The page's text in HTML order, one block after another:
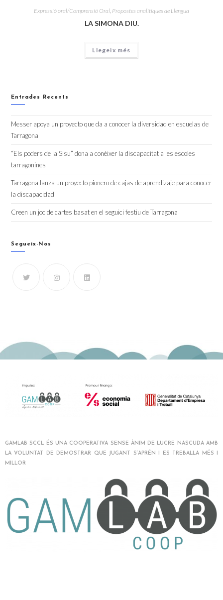
Expressió oral/Comprensió Oral Propostes analítiques de Llengua
LA SIMONA DIU.
Llegeix més
Entrades Recents
Messer apoya un proyecto que da a conocer la diversidad en escuelas de
Tarragona
“Els poders de la Sisu” dona a conèixer la discapacitat a les escoles
tarragonines
Tarragona lanza un proyecto pionero de cajas de aprendizaje para conocer
la discapacidad
Creen un joc de cartes basat en el seguici festiu de Tarragona
Segueix-Nos
GAMLAB SCCL ÉS UNA COOPERATIVA SENSE ÀNIM DE LUCRE NASCUDA AMB
LA VOLUNTAT DE DEMOSTRAR QUE JUGANT S’APRÉN I ES TREBALLA MÉS I
MILLO R